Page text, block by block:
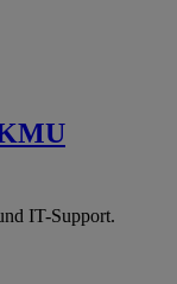
IT-Support.